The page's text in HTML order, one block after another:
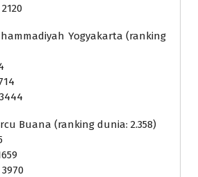
Yogyakarta (ranking
Buana (ranking dunia: 2.358)